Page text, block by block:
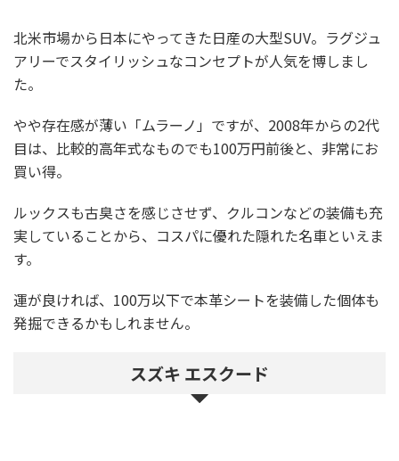
北米市場から日本にやってきた日産の大型SUV。ラグジュ
アリーでスタイリッシュなコンセプトが人気を博しまし
た。
やや存在感が薄い「ムラーノ」ですが、2008年からの2代
目は、比較的高年式なものでも100万円前後と、非常にお
買い得。
ルックスも古臭さを感じさせず、クルコンなどの装備も充
実していることから、コスパに優れた隠れた名車といえま
す。
運が良ければ、100万以下で本革シートを装備した個体も
発掘できるかもしれません。
スズキ エスクード